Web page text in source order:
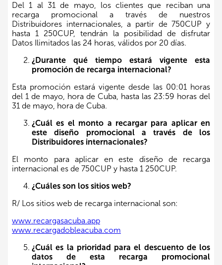
Del 1 al 31 de mayo, los clientes que reciban una
recarga promocional a través de nuestros
Distribuidores internacionales, a partir de 750CUP y
hasta 1 250CUP, tendrán la posibilidad de disfrutar
Datos Ilimitados las 24 horas, válidos por 20 días.
¿Durante qué tiempo estará vigente esta
promoción de recarga internacional?
Esta promoción estará vigente desde las 00:01 horas
del 1 de mayo, hora de Cuba, hasta las 23:59 horas del
31 de mayo, hora de Cuba.
¿Cuál es el monto a recargar para aplicar en
este diseño promocional a través de los
Distribuidores internacionales?
El monto para aplicar en este diseño de recarga
internacional es de 750CUP y hasta 1 250CUP.
¿Cuáles son los sitios web?
R/ Los sitios web de recarga internacional son:
www.recargasacuba.app
www.recargadobleacuba.com
¿Cuál es la prioridad para el descuento de los
datos de esta recarga promocional